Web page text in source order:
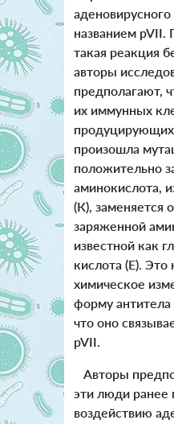
названием pVII.
такая реакция
авторы
предполагают,
их иммунных
продуцирующих
произошла
положительно
аминокислота,
(К), заменяется
заряженной
известной как
кислота (Е).
химическое
форму антитела
что оно
pVII.
Авторы
эти люди ранее
воздействию